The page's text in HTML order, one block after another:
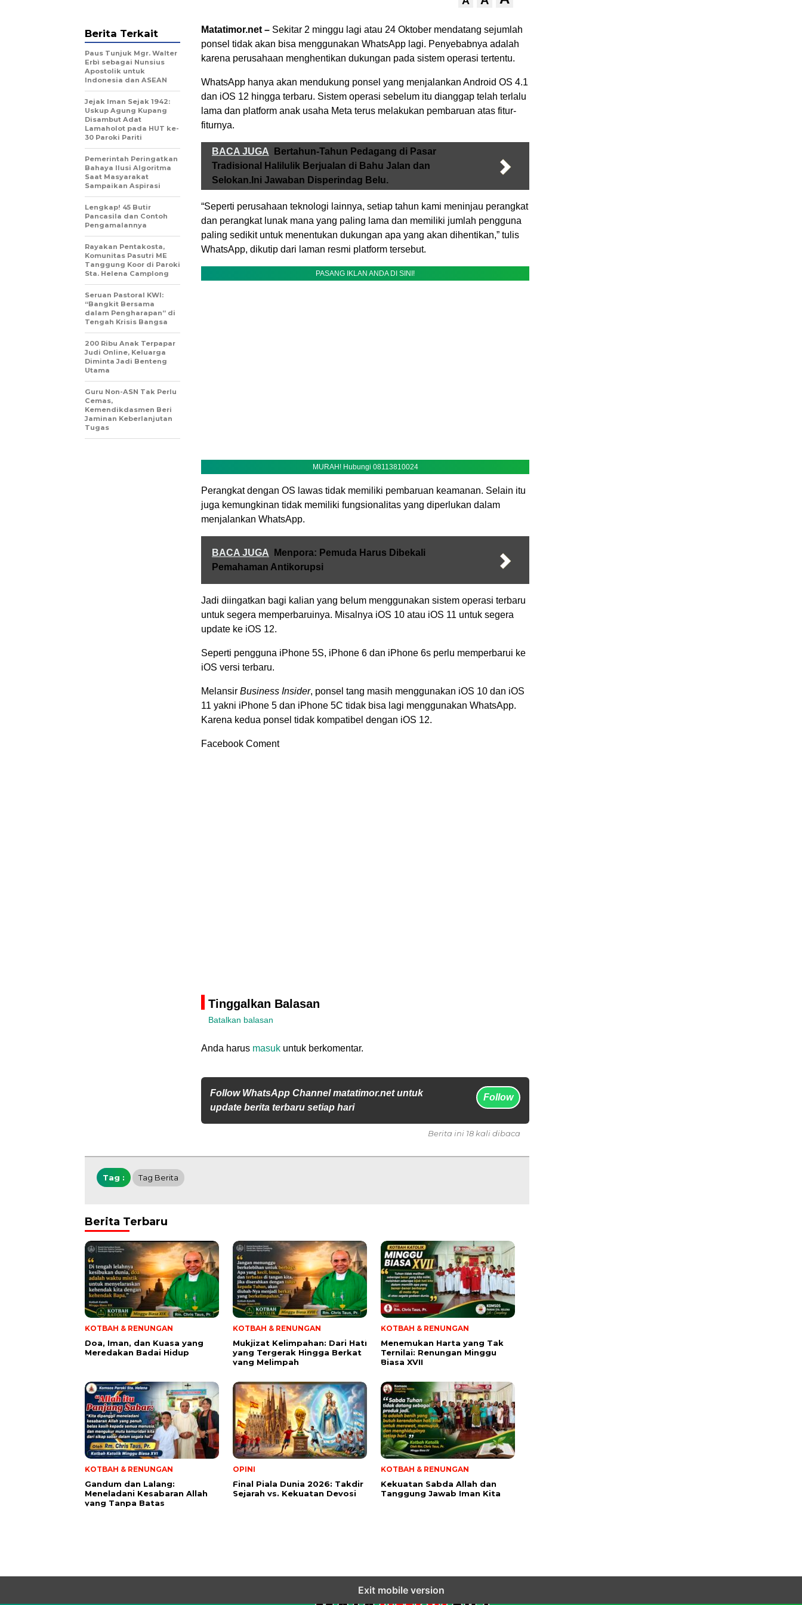
Matatimor.net – Sekitar 2 minggu lagi atau 24 Oktober mendatang sejumlah
ponsel tidak akan bisa menggunakan WhatsApp lagi. Penyebabnya adalah
karena perusahaan menghentikan dukungan pada sistem operasi tertentu.
WhatsApp hanya akan mendukung ponsel yang menjalankan Android OS 4.1
dan iOS 12 hingga terbaru. Sistem operasi sebelum itu dianggap telah terlalu
lama dan platform anak usaha Meta terus melakukan pembaruan atas fitur-
fiturnya.
BACA JUGA
Bertahun-Tahun Pedagang di Pasar
Tradisional Halilulik Berjualan di Bahu Jalan dan
Selokan.Ini Jawaban Disperindag Belu.
“Seperti perusahaan teknologi lainnya, setiap tahun kami meninjau perangkat
dan perangkat lunak mana yang paling lama dan memiliki jumlah pengguna
paling sedikit untuk menentukan dukungan apa yang akan dihentikan,” tulis
WhatsApp, dikutip dari laman resmi platform tersebut.
PASANG IKLAN ANDA DI SINI!
MURAH! Hubungi 08113810024
Perangkat dengan OS lawas tidak memiliki pembaruan keamanan. Selain itu
juga kemungkinan tidak memiliki fungsionalitas yang diperlukan dalam
menjalankan WhatsApp.
BACA JUGA
Menpora: Pemuda Harus Dibekali
Pemahaman Antikorupsi
Jadi diingatkan bagi kalian yang belum menggunakan sistem operasi terbaru
untuk segera memperbaruinya. Misalnya iOS 10 atau iOS 11 untuk segera
update ke iOS 12.
Seperti pengguna iPhone 5S, iPhone 6 dan iPhone 6s perlu memperbarui ke
iOS versi terbaru.
Melansir Business Insider, ponsel tang masih menggunakan iOS 10 dan iOS
11 yakni iPhone 5 dan iPhone 5C tidak bisa lagi menggunakan WhatsApp.
Karena kedua ponsel tidak kompatibel dengan iOS 12.
Facebook Coment
Tinggalkan Balasan
Batalkan balasan
Anda harus masuk untuk berkomentar.
Follow WhatsApp Channel matatimor.net untuk
update berita terbaru setiap hari
Follow
Berita Terkait
Paus Tunjuk Mgr. Walter
Erbì sebagai Nunsius
Apostolik untuk
Indonesia dan ASEAN
Jejak Iman Sejak 1942:
Uskup Agung Kupang
Disambut Adat
Lamaholot pada HUT ke-
30 Paroki Pariti
Pemerintah Peringatkan
Bahaya Ilusi Algoritma
Saat Masyarakat
Sampaikan Aspirasi
Lengkap! 45 Butir
Pancasila dan Contoh
Pengamalannya
Rayakan Pentakosta,
Komunitas Pasutri ME
Tanggung Koor di Paroki
Sta. Helena Camplong
Seruan Pastoral KWI:
“Bangkit Bersama
dalam Pengharapan” di
Tengah Krisis Bangsa
200 Ribu Anak Terpapar
Judi Online, Keluarga
Diminta Jadi Benteng
Utama
Guru Non-ASN Tak Perlu
Cemas,
Kemendikdasmen Beri
Jaminan Keberlanjutan
Tugas
Berita ini 18 kali dibaca
Tag : Tag Berita
Berita Terbaru
KOTBAH & RENUNGAN
​Doa, Iman, dan Kuasa yang
Meredakan Badai Hidup
KOTBAH & RENUNGAN
Mukjizat Kelimpahan: Dari Hati
yang Tergerak Hingga Berkat
yang Melimpah
KOTBAH & RENUNGAN
Menemukan Harta yang Tak
Ternilai: Renungan Minggu
Biasa XVII
KOTBAH & RENUNGAN
Gandum dan Lalang:
Meneladani Kesabaran Allah
yang Tanpa Batas
OPINI
Final Piala Dunia 2026: Takdir
Sejarah vs. Kekuatan Devosi
KOTBAH & RENUNGAN
Kekuatan Sabda Allah dan
Tanggung Jawab Iman Kita
Exit mobile version